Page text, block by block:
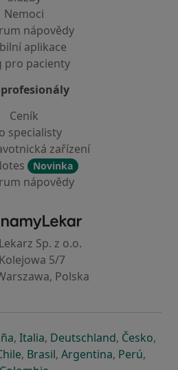
Nemoci
nápovědy
aplikace
pro pacienty
Ceník
specialisty
zařízení
Novinka
nápovědy
ZnamyLekar - Hlavní stránka
Sp. z o.o.
5/7
Polska
záložce
v nové záložce
se otevře v nové záložce
, Italiase otevře v nové záložce
, Deutschlandse otevře v
, Českose
,
nové záložce
otevře v nové záložce
se otevře v nové záložce
, Brasilse otevře v nové
, Argentinase otevře v
, Perúse
,